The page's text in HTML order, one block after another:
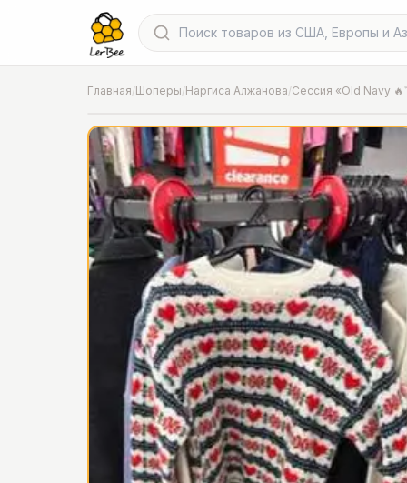
Главная/Шоперы/Наргиса Алжанова/Сессия «Old Navy
📍 Фото от шопера ·Chicago